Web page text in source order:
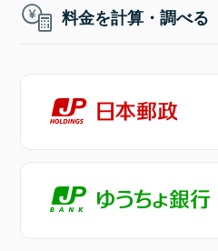
料金を計算・調べる